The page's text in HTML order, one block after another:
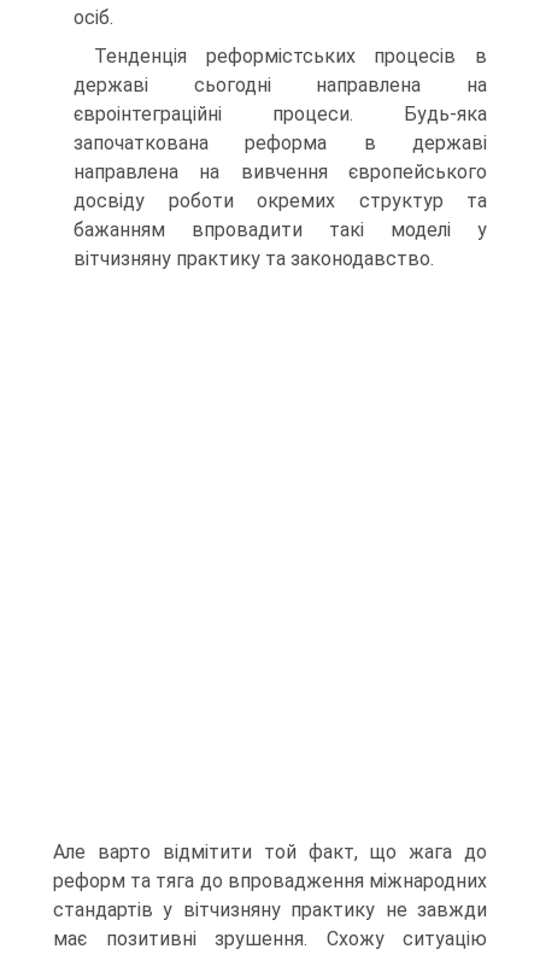
осіб.
Тенденція реформістських процесів в
державі сьогодні направлена на
євроінтеграційні процеси. Будь-яка
започаткована реформа в державі
направлена на вивчення європейського
досвіду роботи окремих структур та
бажанням впровадити такі моделі у
вітчизняну практику та законодавство.
Але варто відмітити той факт, що жага до
реформ та тяга до впровадження міжнародних
стандартів у вітчизняну практику не завжди
має позитивні зрушення. Схожу ситуацію